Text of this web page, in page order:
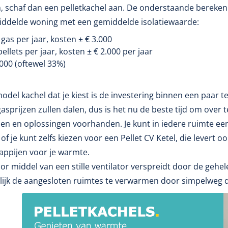
schaf dan een pelletkachel aan. De onderstaande
woning met een gemiddelde isolatiewaarde:
per jaar, kosten±€ 3.000
per jaar, kosten±€ 2.000 per jaar
(oftewel 33%)
kachel dat je kiest is de investering binnen een
zullen dalen, dus is het nu de beste tijd om over
en oplossingen voorhanden. Je kunt in iedere ruimte
je kunt zelfs kiezen voor een Pellet CV Ketel, die levert
voor je warmte.
middel van een stille ventilator verspreidt door de
de aangesloten ruimtes te verwarmen door simpelweg